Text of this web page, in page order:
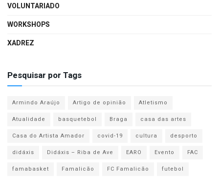
VOLUNTARIADO
WORKSHOPS
XADREZ
Pesquisar por Tags
Armindo Araújo Artigo de opinião
Atletismo
Atualidade
basquetebol Braga
casa das artes
Casa do Artista Amador
covid-19 cultura
desporto
didáxis
Didáxis – Riba de Ave EARO Evento
FAC
famabasket
Famalicão FC Famalicão
futebol